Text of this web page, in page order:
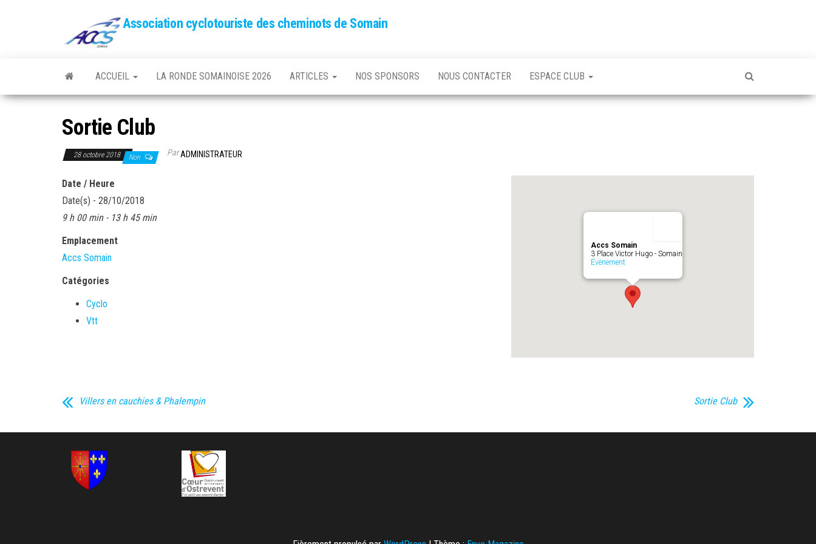
Association cyclotouriste des cheminots de Somain
ACCUEIL LA RONDE SOMAINOISE 2026 ARTICLES NOS SPONSORS NOUS CONTACTER ESPACE CLUB
Sortie Club
28 octobre 2018 Non ParADMINISTRATEUR
Accs Somain
3 Place Victor Hugo - Somain
Évènement
Date / Heure
Date(s) - 28/10/2018
9 h 00 min - 13 h 45 min
Emplacement
Accs Somain
Catégories
Cyclo
Vtt
Villers en cauchies & Phalempin Sortie Club